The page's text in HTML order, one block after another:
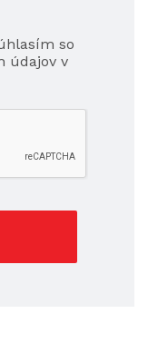
so
údajov v